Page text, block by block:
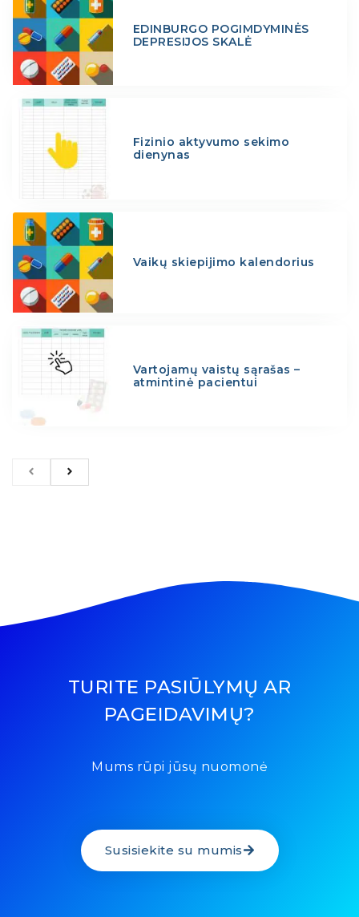
EDINBURGO POGIMDYMINĖS
DEPRESIJOS SKALĖ
Fizinio aktyvumo sekimo
dienynas
Vaikų skiepijimo kalendorius
Vartojamų vaistų sąrašas –
atmintinė pacientui
TURITE PASIŪLYMŲ AR
PAGEIDAVIMŲ?
Mums rūpi jūsų nuomonė
Susisiekite su mumis